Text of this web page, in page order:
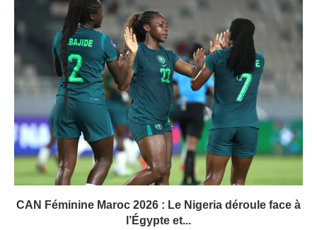
CAN Féminine Maroc 2026 : Le Nigeria déroule face à
l’Égypte et...